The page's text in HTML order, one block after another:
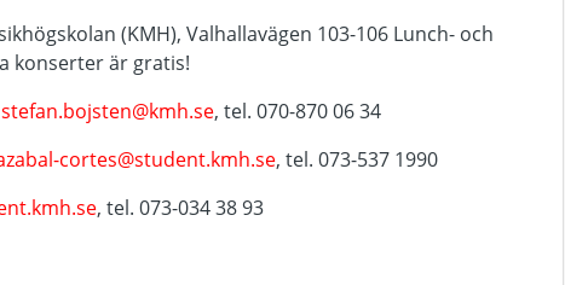
(KMH), Valhallavägen 103-106 Lunch- och
konserter är gratis!
stefan.bojsten@kmh.se, tel. 070-870 06 34
cortes@student.kmh.se, tel. 073-537 1990
, tel. 073-034 38 93